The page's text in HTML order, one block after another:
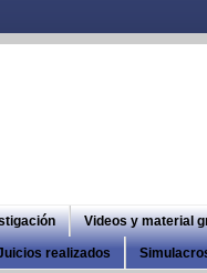
Videos y material
realizados